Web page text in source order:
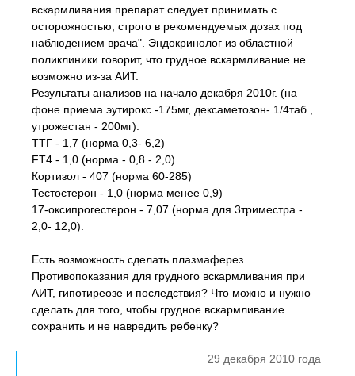
вскармливания препарат следует принимать с
осторожностью, строго в рекомендуемых дозах под
наблюдением врача". Эндокринолог из областной
поликлиники говорит, что грудное вскармливание не
возможно из-за АИТ.
Результаты анализов на начало декабря 2010г. (на
фоне приема эутирокс -175мг, дексаметозон- 1/4таб.,
утрожестан - 200мг):
ТТГ - 1,7 (норма 0,3- 6,2)
FТ4 - 1,0 (норма - 0,8 - 2,0)
Кортизол - 407 (норма 60-285)
Тестостерон - 1,0 (норма менее 0,9)
17-оксипрогестерон - 7,07 (норма для 3триместра -
2,0- 12,0).
Есть возможность сделать плазмаферез.
Противопоказания для грудного вскармливания при
АИТ, гипотиреозе и последствия? Что можно и нужно
сделать для того, чтобы грудное вскармливание
сохранить и не навредить ребенку?
29 декабря 2010 года